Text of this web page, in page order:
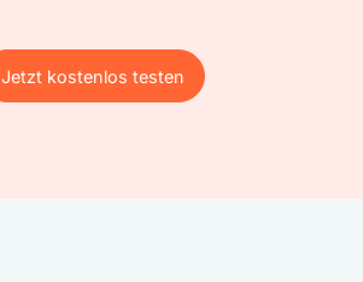
Jetzt kostenlos testen
Jetzt kostenlos testen